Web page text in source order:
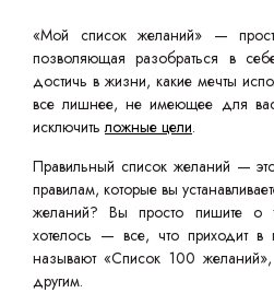
«Мой список желаний» —
позволяющая разобраться в
достичь в жизни, какие мечты
все лишнее, не имеющее для
исключитьложные цели.
Правильный список желаний —
правилам, которые вы
желаний? Вы просто пишите
хотелось — все, что приходит в
называют «Список 100
другим.